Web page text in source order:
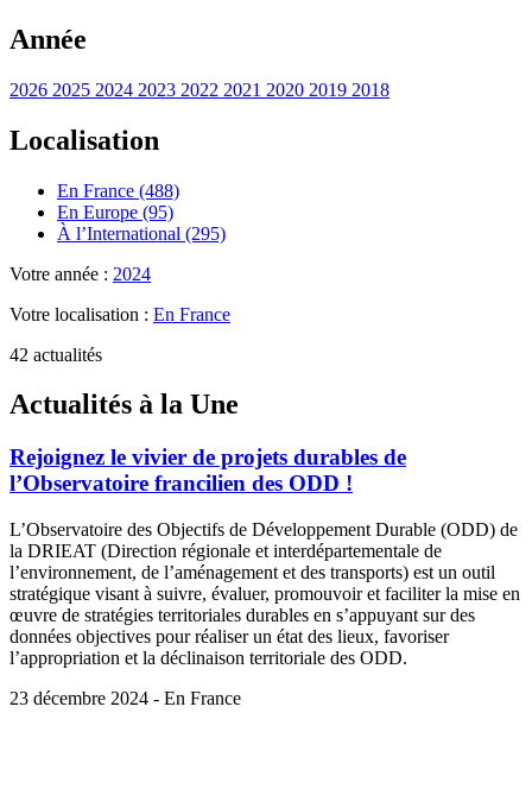
Année
2026 2025 2024 2023 2022 2021 2020 2019 2018
Localisation
En France (488)
En Europe (95)
À l’International (295)
Votre année : 2024
Votre localisation : En France
42 actualités
Actualités à la Une
Rejoignez le vivier de projets durables de
l’Observatoire francilien des ODD !
L’Observatoire des Objectifs de Développement Durable (ODD) de
la DRIEAT (Direction régionale et interdépartementale de
l’environnement, de l’aménagement et des transports) est un outil
stratégique visant à suivre, évaluer, promouvoir et faciliter la mise en
œuvre de stratégies territoriales durables en s’appuyant sur des
données objectives pour réaliser un état des lieux, favoriser
l’appropriation et la déclinaison territoriale des ODD.
23 décembre 2024 - En France